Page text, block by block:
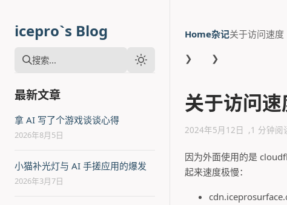
icepro`s Blog
搜索...
最新文章
拿 AI 写了个游戏谈谈心得
2026年8月5日
小猫补光灯与 AI 手搓应用的爆发
2026年3月7日
Home
❯
杂记
❯
关于访问速度
关于访问速
2024年5月12日 1 分钟阅
因为外面使用的是
起来速度极慢：